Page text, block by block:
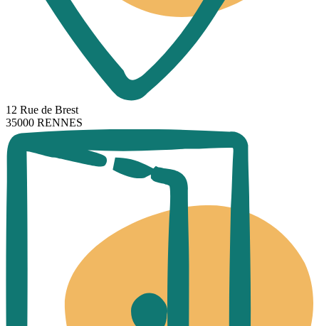
12 Rue de Brest
35000 RENNES